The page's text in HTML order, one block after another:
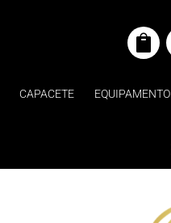

CAPACETE EQUIPAMENTO